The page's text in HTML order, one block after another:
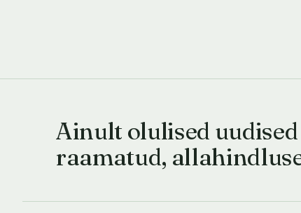
Ainult olulised
raamatud,